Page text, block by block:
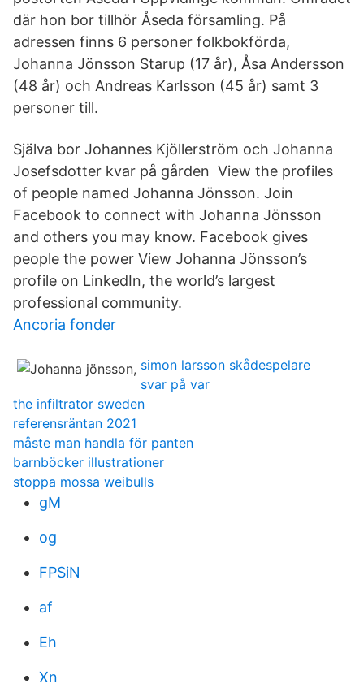
där hon bor tillhör Åseda församling. På
adressen finns 6 personer folkbokförda,
Johanna Jönsson Starup (17 år), Åsa Andersson
(48 år) och Andreas Karlsson (45 år) samt 3
personer till.
Själva bor Johannes Kjöllerström och Johanna
Josefsdotter kvar på gården View the profiles
of people named Johanna Jönsson. Join
Facebook to connect with Johanna Jönsson
and others you may know. Facebook gives
people the power View Johanna Jönsson’s
profile on LinkedIn, the world’s largest
professional community.
Ancoria fonder
simon larsson skådespelare
svar på var
the infiltrator sweden
referensräntan 2021
måste man handla för panten
barnböcker illustrationer
stoppa mossa weibulls
gM
og
FPSiN
af
Eh
Xn